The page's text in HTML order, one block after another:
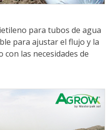
para tubos de agua
para ajustar el flujo y la
con las necesidades de